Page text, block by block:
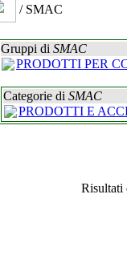
/ SMAC
Gruppi di SMAC
PRODOTTI PER
Categorie di SMAC
PRODOTTI E
Risultati